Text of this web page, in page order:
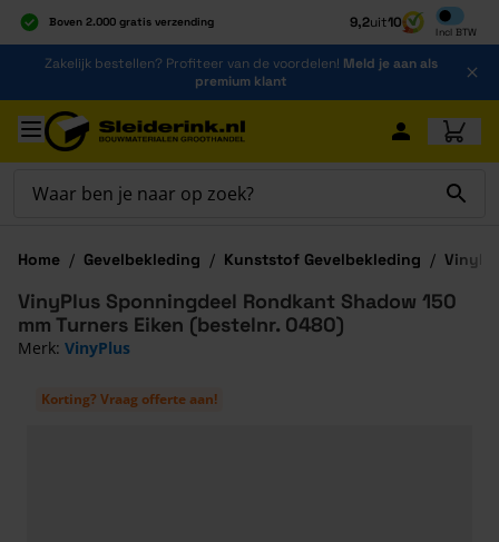
Boven 2.000 gratis verzending
Al 40 jaar dé specialist
Alles onder één dak
9,2uit10
Incl BTW
Inclusief
Ga naar de inhoud
Zakelijk bestellen? Profiteer van de voordelen! Meld je aan als
premium klant
Ga naar hoofdinhoud
Home / Gevelbekleding / Kunststof Gevelbekleding /
Korting? Vraag offerte aan!
VinyPlus Sponningdeel Rondkant Shadow 150
mm Turners Eiken (bestelnr. 0480)
Merk: VinyPlus